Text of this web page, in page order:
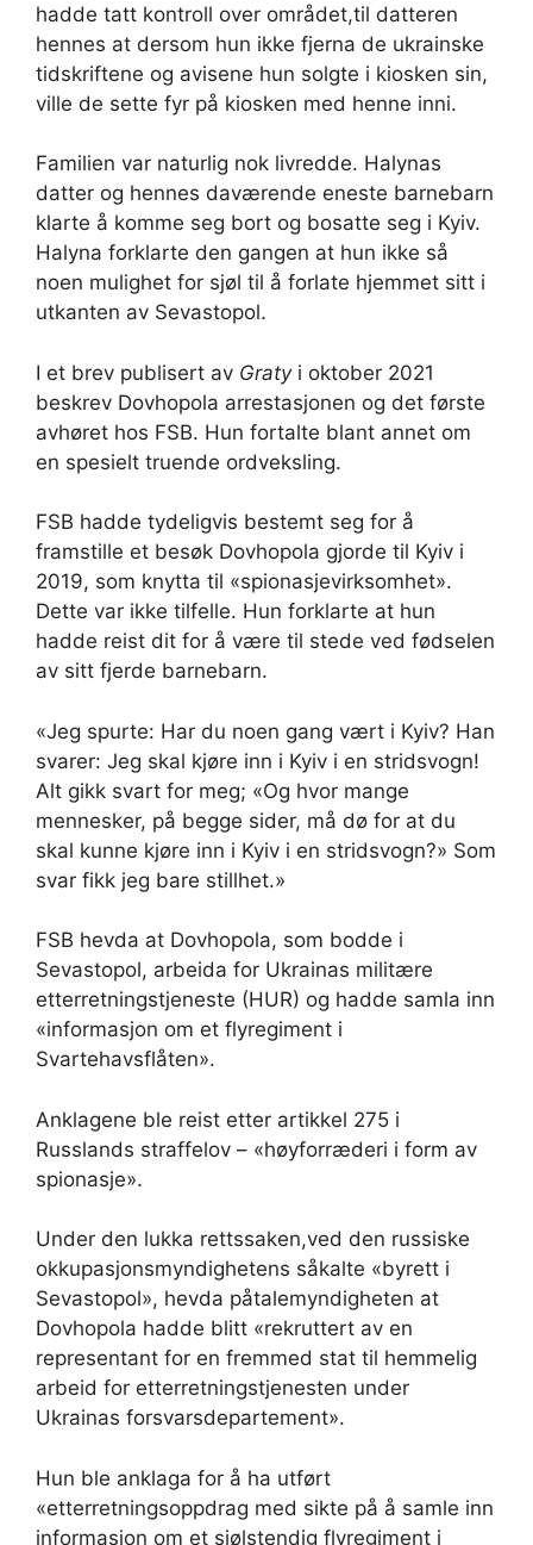
hadde tatt kontroll over området,til datteren
hennes at dersom hun ikke fjerna de ukrainske
tidskriftene og avisene hun solgte i kiosken sin,
ville de sette fyr på kiosken med henne inni.
Familien var naturlig nok livredde. Halynas
datter og hennes daværende eneste barnebarn
klarte å komme seg bort og bosatte seg i Kyiv.
Halyna forklarte den gangen at hun ikke så
noen mulighet for sjøl til å forlate hjemmet sitt i
utkanten av Sevastopol.
I et brev publisert av Gratyi oktober 2021
beskrev Dovhopola arrestasjonen og det første
avhøret hos FSB. Hun fortalte blant annet om
en spesielt truende ordveksling.
FSB hadde tydeligvis bestemt seg for å
framstille et besøk Dovhopola gjorde til Kyiv i
2019, som knytta til «spionasjevirksomhet».
Dette var ikke tilfelle. Hun forklarte at hun
hadde reist dit for å være til stede ved fødselen
av sitt fjerde barnebarn.
«Jeg spurte: Har du noen gang vært i Kyiv? Han
svarer: Jeg skal kjøre inn i Kyiv i en stridsvogn!
Alt gikk svart for meg; «Og hvor mange
mennesker, på begge sider, må dø for at du
skal kunne kjøre inn i Kyiv i en stridsvogn?» Som
svar fikk jeg bare stillhet.»
FSB hevda at Dovhopola, som bodde i
Sevastopol, arbeida for Ukrainas militære
etterretningstjeneste (HUR) og hadde samla inn
«informasjon om et flyregiment i
Svartehavsflåten».
Anklagene ble reist etter artikkel 275 i
Russlands straffelov – «høyforræderi i form av
spionasje».
Under den lukka rettssaken,ved den russiske
okkupasjonsmyndighetens såkalte «byrett i
Sevastopol», hevda påtalemyndigheten at
Dovhopola hadde blitt «rekruttert av en
representant for en fremmed stat til hemmelig
arbeid for etterretningstjenesten under
Ukrainas forsvarsdepartement».
Hun ble anklaga for å ha utført
«etterretningsoppdrag med sikte på å samle inn
informasjon om et sjølstendig flyregiment i